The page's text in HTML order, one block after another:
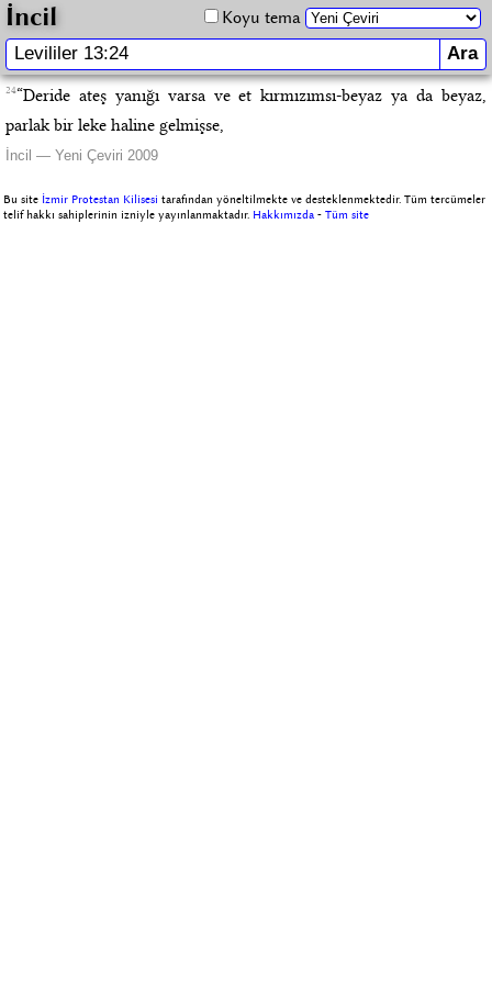
İncil Koyu tema
24“Deride ateş yanığı varsa ve et kırmızımsı-beyaz ya da beyaz,
parlak bir leke haline gelmişse,
İncil — Yeni Çeviri 2009
Bu site İzmir Protestan Kilisesi tarafından yöneltilmekte ve desteklenmektedir. Tüm tercümeler
telif hakkı sahiplerinin izniyle yayınlanmaktadır. Hakkımızda -Tüm site